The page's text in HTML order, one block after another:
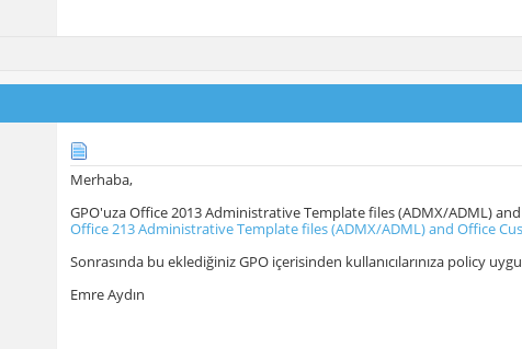
Merhaba,
GPO'uza Office 2013 Administrative Template files (ADMX/ADML)
Office 213 Administrative Template files (ADMX/ADML) and Office
Sonrasında bu eklediğiniz GPO içerisinden kullanıcılarınıza policy
Emre Aydın